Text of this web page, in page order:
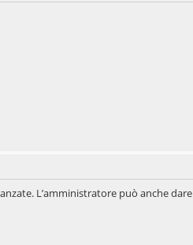
L’amministratore può anche dare